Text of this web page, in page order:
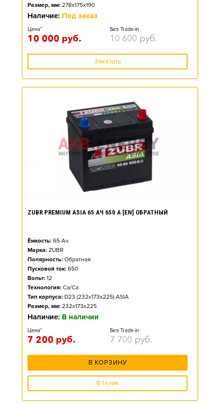
Размер, мм: 278x175x190
Наличие: Под заказ
Цена*
10 000 руб.
Без Trade-in
10 600 руб.
Заказать
ZUBR PREMIUM ASIA 65 АЧ 650 А [EN] ОБРАТНЫЙ
Ёмкость: 65 Ач
Марка: ZUBR
Полярность: Обратная
Пусковой ток: 650
Вольт: 12
Технология: Ca/Ca
Тип корпуса: D23 (232x173x225) ASIA
Размер, мм: 232x173x225
Наличие: В наличии
Цена*
7 200 руб.
Без Trade-in
7 700 руб.
В КОРЗИНУ
В 1 клик